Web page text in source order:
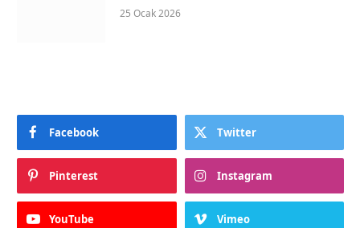
25 Ocak 2026
Facebook Twitter
Pinterest Instagram
YouTube Vimeo